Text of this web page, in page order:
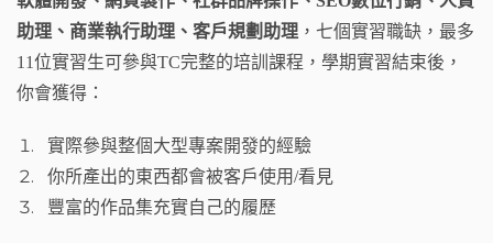
助理、商業執行助理、客戶規劃助理 ，七個實習職缺，最多
11位實習生可參與TC完整的培訓課程，學期實習結束後，
你會獲得：
實際參與整個大型專案開發的經驗
你所產出的東西都會被客戶使用/看見
豐富的作品集充實自己的履歷